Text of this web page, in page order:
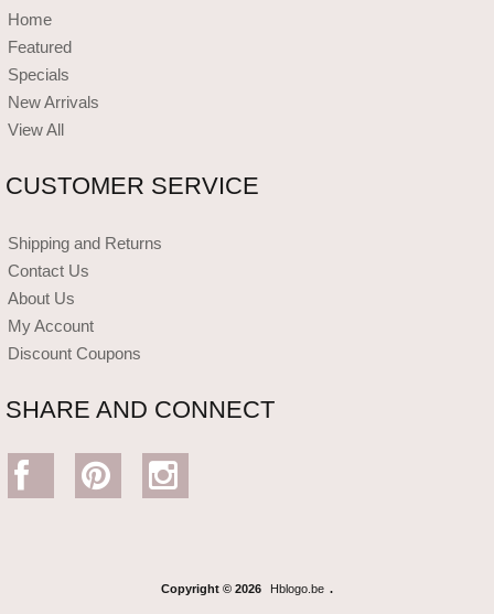
Home
Featured
Specials
New Arrivals
View All
CUSTOMER SERVICE
Shipping and Returns
Contact Us
About Us
My Account
Discount Coupons
SHARE AND CONNECT
Copyright © 2026 Hblogo.be .